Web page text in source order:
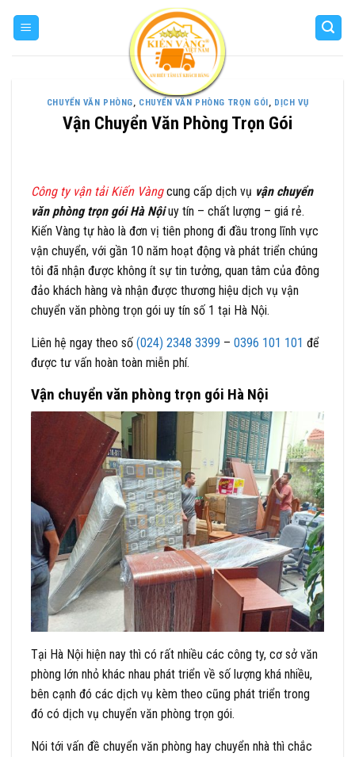
CHUYỂN VĂN PHÒNG, CHUYỂN VĂN PHÒNG TRỌN GÓI, DỊCH VỤ
Vận Chuyển Văn Phòng Trọn Gói
Công ty vận tải Kiến Vàngcung cấp dịch vụ vận chuyển
văn phòng trọn gói Hà Nộiuy tín – chất lượng – giá rẻ.
Kiến Vàng tự hào là đơn vị tiên phong đi đầu trong lĩnh vực
vận chuyển, với gần 10 năm hoạt động và phát triển chúng
tôi đã nhận được không ít sự tin tưởng, quan tâm của đông
đảo khách hàng và nhận được thương hiệu dịch vụ vận
chuyển văn phòng trọn gói uy tín số 1 tại Hà Nội.
Liên hệ ngay theo số (024) 2348 3399 – 0396 101 101 để
được tư vấn hoàn toàn miễn phí.
Vận chuyển văn phòng trọn gói Hà Nội
Tại Hà Nội hiện nay thì có rất nhiều các công ty, cơ sở văn
phòng lớn nhỏ khác nhau phát triển về số lượng khá nhiều,
bên cạnh đó các dịch vụ kèm theo cũng phát triển trong
đó có dịch vụ chuyển văn phòng trọn gói.
Nói tới vấn đề chuyển văn phòng hay chuyển nhà thì chắc